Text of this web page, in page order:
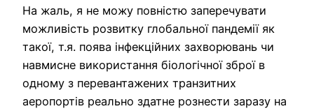
На жаль, я не можу повністю заперечувати
можливість розвитку глобальної пандемії як
такої, т.я. поява інфекційних захворювань чи
навмисне використання біологічної зброї в
одному з перевантажених транзитних
аеропортів реально здатне рознести заразу на